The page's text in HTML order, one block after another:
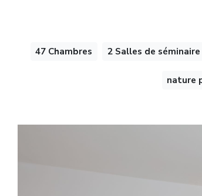
47 Chambres 2 Salles de séminaire
nature